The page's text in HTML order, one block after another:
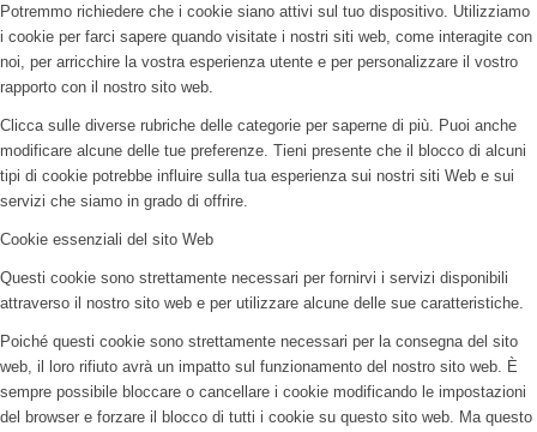
Potremmo richiedere che i cookie siano attivi sul tuo dispositivo. Utilizziamo
i cookie per farci sapere quando visitate i nostri siti web, come interagite con
noi, per arricchire la vostra esperienza utente e per personalizzare il vostro
rapporto con il nostro sito web.
Clicca sulle diverse rubriche delle categorie per saperne di più. Puoi anche
modificare alcune delle tue preferenze. Tieni presente che il blocco di alcuni
tipi di cookie potrebbe influire sulla tua esperienza sui nostri siti Web e sui
servizi che siamo in grado di offrire.
Cookie essenziali del sito Web
Questi cookie sono strettamente necessari per fornirvi i servizi disponibili
attraverso il nostro sito web e per utilizzare alcune delle sue caratteristiche.
Poiché questi cookie sono strettamente necessari per la consegna del sito
web, il loro rifiuto avrà un impatto sul funzionamento del nostro sito web. È
sempre possibile bloccare o cancellare i cookie modificando le impostazioni
del browser e forzare il blocco di tutti i cookie su questo sito web. Ma questo